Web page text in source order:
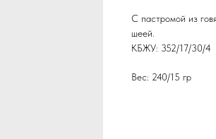
С пастромой из
шеей.
КБЖУ: 352/17/30/4
Вес: 240/15 гр